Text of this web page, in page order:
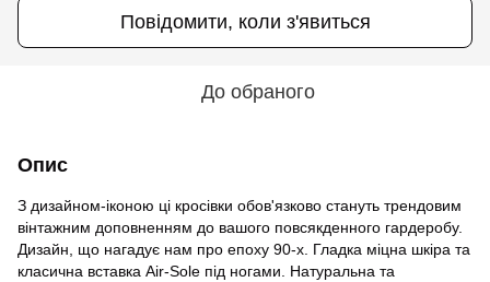
Повідомити, коли з'явиться
До обраного
Опис
З дизайном-іконою ці кросівки обов'язково стануть трендовим
вінтажним доповненням до вашого повсякденного гардеробу.
Дизайн, що нагадує нам про епоху 90-х. Гладка міцна шкіра та
класична вставка Air-Sole під ногами. Натуральна та